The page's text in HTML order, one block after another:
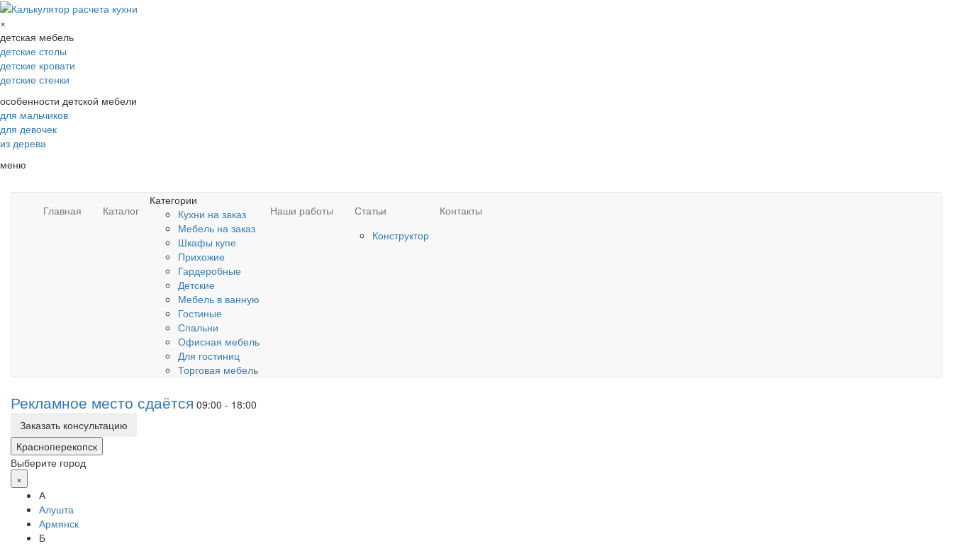
×
детская мебель
детские столы
детские кровати
детские стенки
особенности детской мебели
для мальчиков
для девочек
из дерева
меню
Главная Каталог
Категории
Кухни на заказ
Мебель на заказ
Шкафы купе
Прихожие
Гардеробные
Детские
Мебель в ванную
Гостиные
Спальни
Офисная мебель
Для гостиниц
Торговая мебель
Наши работы
Статьи
Конструктор
Контакты
Рекламное место сдаётся 09:00 - 18:00
Заказать консультацию
Красноперекопск
Выберите город
×
А
Алушта
Армянск
Б